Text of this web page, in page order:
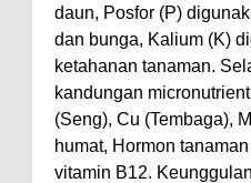
daun, Posfor (P)
dan bunga, Kalium (K)
ketahanan tanaman.
kandungan
(Seng), Cu (Tembaga),
humat, Hormon
vitamin B12.